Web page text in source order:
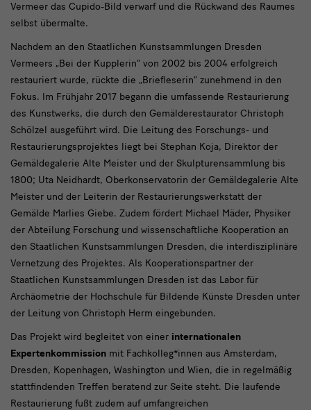
Vermeer das Cupido-Bild verwarf und die Rückwand des Raumes
selbst übermalte.
Nachdem an den Staatlichen Kunstsammlungen Dresden
Vermeers „Bei der Kupplerin“ von 2002 bis 2004 erfolgreich
restauriert wurde, rückte die „Briefleserin“ zunehmend in den
Fokus. Im Frühjahr 2017 begann die umfassende Restaurierung
des Kunstwerks, die durch den Gemälderestaurator Christoph
Schölzel ausgeführt wird. Die Leitung des Forschungs- und
Restaurierungsprojektes liegt bei Stephan Koja, Direktor der
Gemäldegalerie Alte Meister und der Skulpturensammlung bis
1800; Uta Neidhardt, Oberkonservatorin der Gemäldegalerie Alte
Meister und der Leiterin der Restaurierungswerkstatt der
Gemälde Marlies Giebe. Zudem fördert Michael Mäder, Physiker
der Abteilung Forschung und wissenschaftliche Kooperation an
den Staatlichen Kunstsammlungen Dresden, die interdisziplinäre
Vernetzung des Projektes. Als Kooperationspartner der
Staatlichen Kunstsammlungen Dresden ist das Labor für
Archäometrie der Hochschule für Bildende Künste Dresden unter
der Leitung von Christoph Herm eingebunden.
Das Projekt wird begleitet von einer internationalen
Expertenkommission mit Fachkolleg*innen aus Amsterdam,
Dresden, Kopenhagen, Washington und Wien, die in regelmäßig
stattfindenden Treffen beratend zur Seite steht. Die laufende
Restaurierung fußt zudem auf umfangreichen